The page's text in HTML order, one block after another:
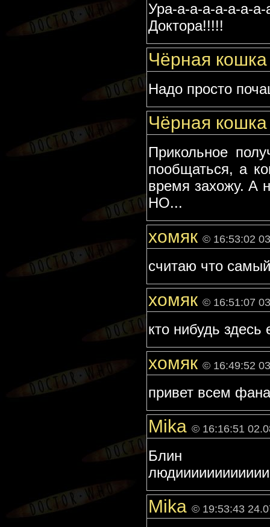
Ура-а-а-а-а-а-
Доктора!!!!!
Чёрная
Надо просто
Чёрная
Прикольное
пообщаться, а
время захожу. А
НО...
хомяк © 16:53:02
считаю что
хомяк © 16:51:07
кто нибудь здесь
хомяк © 16:49:52
привет всем
Mika © 16:16:51
Блин
Mika © 19:53:43